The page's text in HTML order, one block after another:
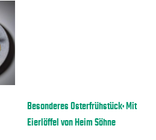
Besonderes Osterfrühstück: Mit
Eierlöffel von Heim Söhne